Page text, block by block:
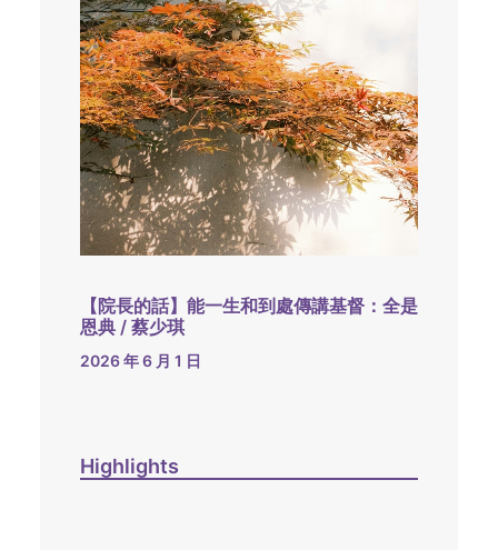
【院長的話】能一生和到處傳講基督：全是
恩典 / 蔡少琪
2026 年 6 月 1 日
Highlights